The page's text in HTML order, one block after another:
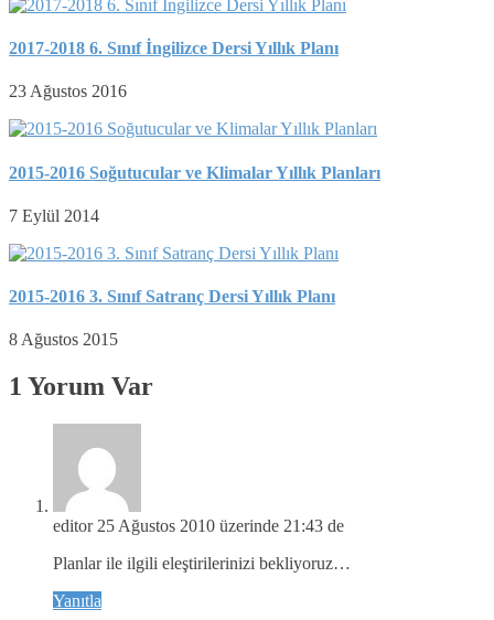
2017-2018 6. Sınıf İngilizce Dersi Yıllık Planı
23 Ağustos 2016
2015-2016 Soğutucular ve Klimalar Yıllık Planları
7 Eylül 2014
2015-2016 3. Sınıf Satranç Dersi Yıllık Planı
8 Ağustos 2015
1 Yorum Var
editor 25 Ağustos 2010 üzerinde 21:43 de
Planlar ile ilgili eleştirilerinizi bekliyoruz…
Yanıtla